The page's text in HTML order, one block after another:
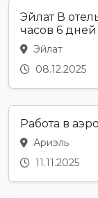
Эйлат В
часов 6 дней
Эйлат
08.12.2025
Работа в
Ариэль
11.11.2025